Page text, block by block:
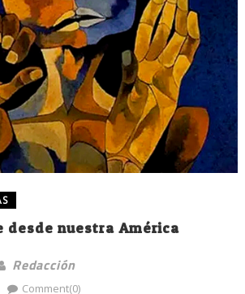
desde nuestra América
Redacción
Comment(0)